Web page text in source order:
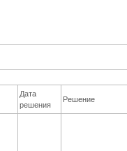
Дата
решения
Решение